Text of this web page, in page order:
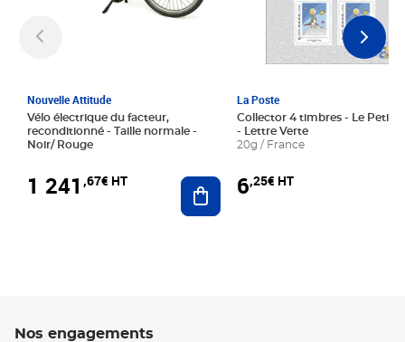
Nouvelle Attitude
Vélo électrique du facteur,
reconditionné - Taille normale -
Noir/ Rouge
1 241 ,67€ HT Ajouter au panier
La Poste
Collector 4 timbres - Le Petit
- Lettre Verte
20g / France
6,25€ HT
Nos engagements